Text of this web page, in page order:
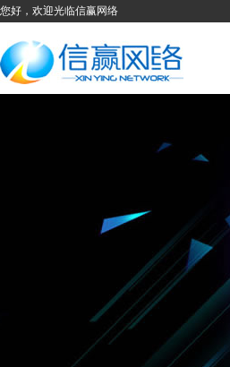
您好，欢迎光临信赢网络